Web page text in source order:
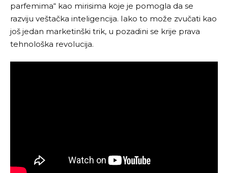
parfemima“ kao mirisima koje je pomogla da se
razviju veštačka inteligencija. Iako to može zvučati kao
još jedan marketinški trik, u pozadini se krije prava
tehnološka revolucija.